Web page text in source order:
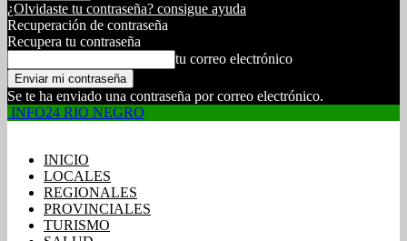
¿Olvidaste tu contraseña? consigue ayuda
Recuperación de contraseña
Recupera tu contraseña
tu correo electrónico
Se te ha enviado una contraseña por correo electrónico.
INFO24 RIO NEGRO
INICIO
LOCALES
REGIONALES
PROVINCIALES
TURISMO